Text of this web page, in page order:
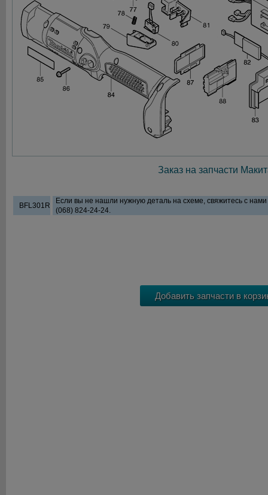
Заказ на запчасти
BFL301R
Если вы не нашли нужную деталь на схеме, свяжитесь с
(068) 824-24-24.